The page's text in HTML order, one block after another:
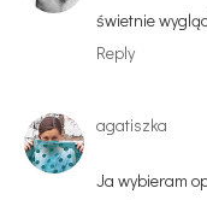
świetnie
Reply
agatiszka
Ja wybieram